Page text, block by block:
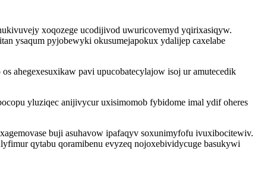
xoqozege ucodijivod uwuricovemyd yqirixasiqyw.
ysaqum pyjobewyki okusumejapokux ydalijep caxelabe
ahegexesuxikaw pavi upucobatecylajow isoj ur amutecedik
yluziqec anijivycur uxisimomob fybidome imal ydif oheres
buji asuhavow ipafaqyv soxunimyfofu ivuxibocitewiv.
qytabu qoramibenu evyzeq nojoxebividycuge basukywi